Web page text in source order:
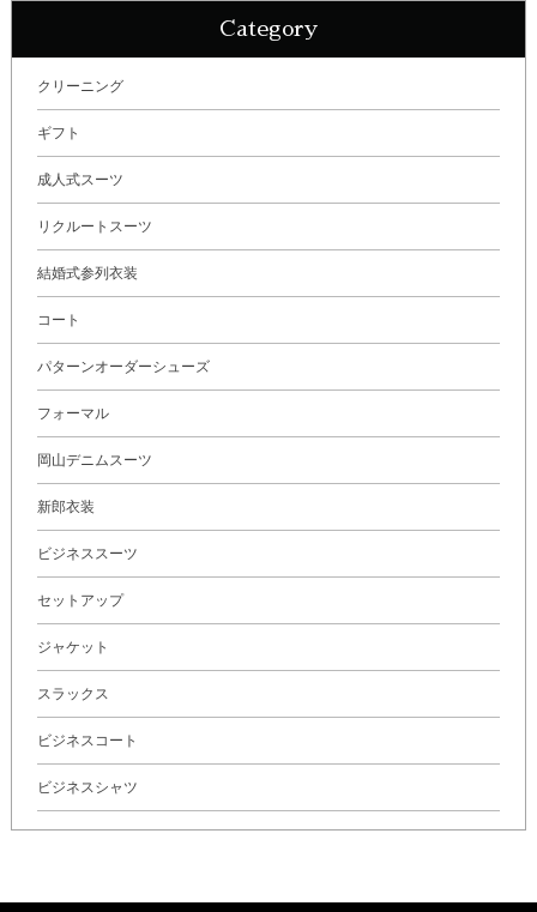
Category
クリーニング
ギフト
成人式スーツ
リクルートスーツ
結婚式参列衣装
コート
パターンオーダーシューズ
フォーマル
岡山デニムスーツ
新郎衣装
ビジネススーツ
セットアップ
ジャケット
スラックス
ビジネスコート
ビジネスシャツ